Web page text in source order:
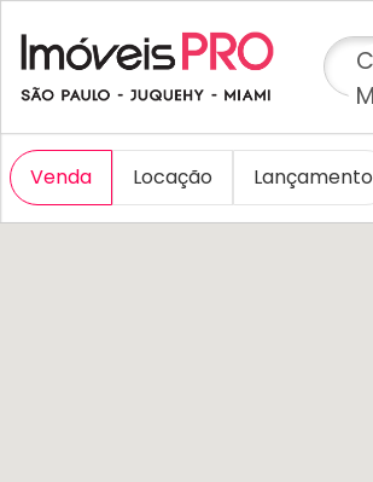
Venda Locação Lançamento